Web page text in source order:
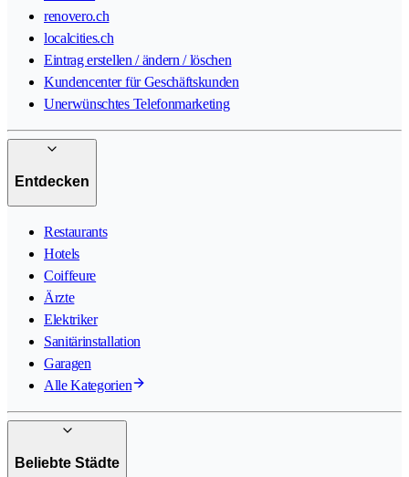
renovero.ch
localcities.ch
Eintrag erstellen / ändern / löschen
Kundencenter für Geschäftskunden
Unerwünschtes Telefonmarketing
Entdecken
Restaurants
Hotels
Coiffeure
Ärzte
Elektriker
Sanitärinstallation
Garagen
Alle Kategorien
Beliebte Städte